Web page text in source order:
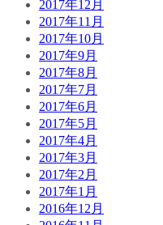
2017年12月
2017年11月
2017年10月
2017年9月
2017年8月
2017年7月
2017年6月
2017年5月
2017年4月
2017年3月
2017年2月
2017年1月
2016年12月